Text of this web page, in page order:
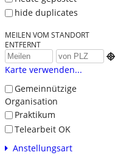
hide duplicates
MEILEN VOM STANDORT
ENTFERNT

Karte verwenden...
Gemeinnützige
Organisation
Praktikum
Telearbeit OK
Anstellungsart